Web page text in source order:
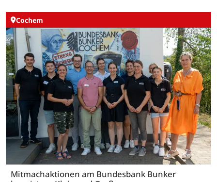
Cochem
Mitmachaktionen am Bundesbank Bunker